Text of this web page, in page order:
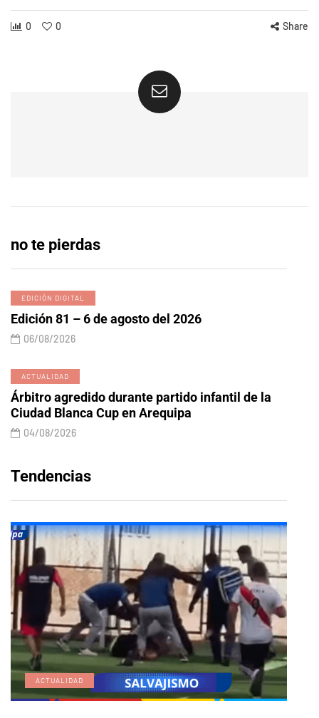
0 0 Share
no te pierdas
EDICIÓN DIGITAL
Edición 81 – 6 de agosto del 2026
06/08/2026
ACTUALIDAD
Árbitro agredido durante partido infantil de la
Ciudad Blanca Cup en Arequipa
04/08/2026
Tendencias
ACTUALIDAD